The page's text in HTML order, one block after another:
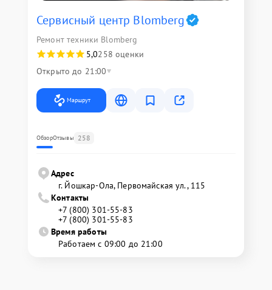
Сервисный центр Blomberg
Ремонт техники Blomberg
5,0258 оценки
Открыто до 21:00
Маршрут
ОбзорОтзывы 258
Адрес
г. Йошкар-Ола, Первомайская ул., 115
Контакты
+7 (800) 301-55-83
+7 (800) 301-55-83
Время работы
Работаем с 09:00 до 21:00